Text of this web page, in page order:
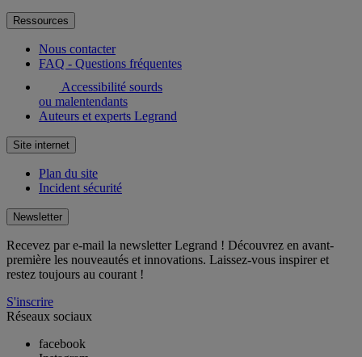
Ressources
Nous contacter
FAQ - Questions fréquentes
Accessibilité sourds
ou malentendants
Auteurs et experts Legrand
Site internet
Plan du site
Incident sécurité
Newsletter
Recevez par e-mail la newsletter Legrand ! Découvrez en avant-
première les nouveautés et innovations. Laissez-vous inspirer et
restez toujours au courant !
S'inscrire
Réseaux sociaux
facebook